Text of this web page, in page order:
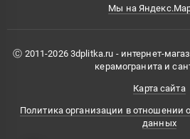
Мы на
Ⓒ 2011-2026 3dplitka.ru - интернет-
керамогранита и
Карта сайта
Политика организации в отношении
данных